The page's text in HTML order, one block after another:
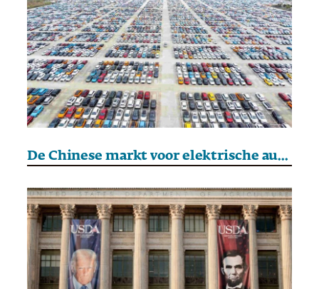
De Chinese markt voor elektrische auto’s staat op instorten